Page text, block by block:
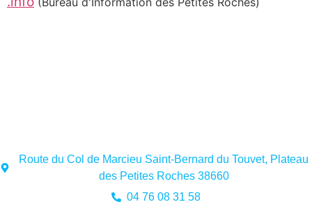
Route du Col de Marcieu Saint-Bernard du Touvet, Plateau
des Petites Roches 38660
04 76 08 31 58